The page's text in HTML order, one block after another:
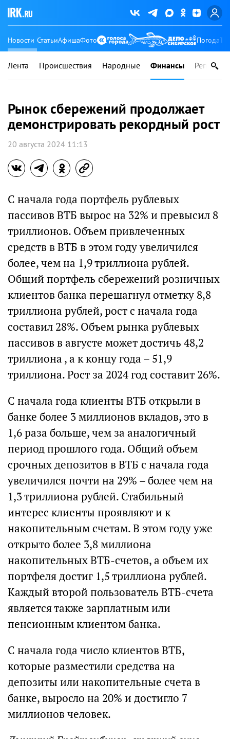
Новости СтатьиАфишаФото Погода
Лента Происшествия Народные Финансы Регионы
Рынок сбережений продолжает
демонстрировать рекордный рост
20 августа 2024 11:13
С начала года портфель рублевых
пассивов ВТБ вырос на 32% и превысил 8
триллионов. Объем привлеченных
средств в ВТБ в этом году увеличился
более, чем на 1,9 триллиона рублей.
Общий портфель сбережений розничных
клиентов банка перешагнул отметку 8,8
триллиона рублей, рост с начала года
составил 28%. Объем рынка рублевых
пассивов в августе может достичь 48,2
триллиона , а к концу года – 51,9
триллиона. Рост за 2024 год составит 26%.
С начала года клиенты ВТБ открыли в
банке более 3 миллионов вкладов, это в
1,6 раза больше, чем за аналогичный
период прошлого года. Общий объем
срочных депозитов в ВТБ с начала года
увеличился почти на 29% – более чем на
1,3 триллиона рублей. Стабильный
интерес клиенты проявляют и к
накопительным счетам. В этом году уже
открыто более 3,8 миллиона
накопительных ВТБ-счетов, а объем их
портфеля достиг 1,5 триллиона рублей.
Каждый второй пользователь ВТБ-счета
является также зарплатным или
пенсионным клиентом банка.
С начала года число клиентов ВТБ,
которые разместили средства на
депозиты или накопительные счета в
банке, выросло на 20% и достигло 7
миллионов человек.